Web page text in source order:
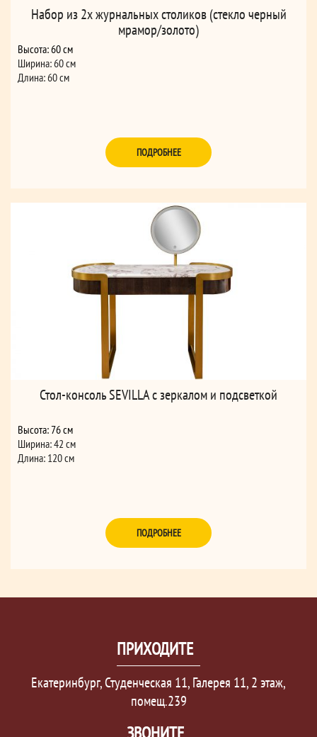
Набор из 2х журнальных столиков (стекло черный
мрамор/золото)
Высота: 60 см
Ширина: 60 см
Длина: 60 см
ПОДРОБНЕЕ
Стол-консоль SEVILLA с зеркалом и подсветкой
Высота: 76 см
Ширина: 42 см
Длина: 120 см
ПОДРОБНЕЕ
ПРИХОДИТЕ
Екатеринбург, Студенческая 11, Галерея 11, 2 этаж,
помещ.239